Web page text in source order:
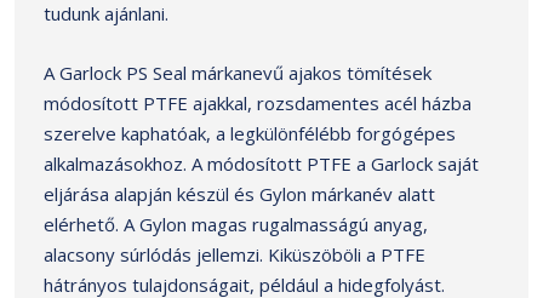
tudunk ajánlani.
A Garlock PS Seal márkanevű ajakos tömítések
módosított PTFE ajakkal, rozsdamentes acél házba
szerelve kaphatóak, a legkülönfélébb forgógépes
alkalmazásokhoz. A módosított PTFE a Garlock saját
eljárása alapján készül és Gylon márkanév alatt
elérhető. A Gylon magas rugalmasságú anyag,
alacsony súrlódás jellemzi. Kiküszöböli a PTFE
hátrányos tulajdonságait, például a hidegfolyást.